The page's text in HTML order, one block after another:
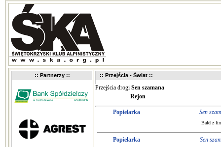
:: Partnerzy :: :: Przejścia - Świat ::
Przejścia drogi Sen szamana
Rejon
Popielarka Sen
Bald z
Popielarka Sen